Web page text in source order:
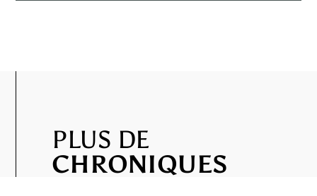
PLUS DE
CHRONIQUES